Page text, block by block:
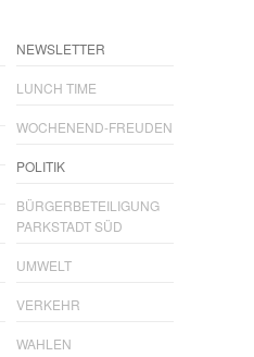
NEWSLETTER
LUNCH TIME
WOCHENEND-FREUDEN
POLITIK
BÜRGERBETEILIGUNG
PARKSTADT SÜD
UMWELT
VERKEHR
WAHLEN